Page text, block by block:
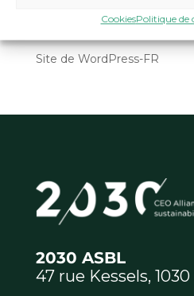
CookiesPolitique de
Site de WordPress-FR
2030 ASBL
47 rue Kessels,